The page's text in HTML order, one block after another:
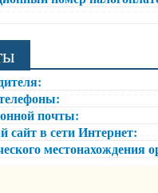
почты:
в сети Интернет:
местонахождения